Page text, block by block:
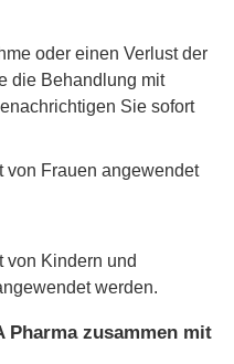
oder einen Verlust der
die Behandlung mit
Sie sofort
von Frauen angewendet
von Kindern und
werden.
Pharma zusammen mit